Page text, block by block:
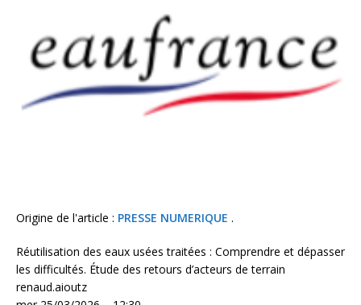
Origine de l'article : PRESSE NUMERIQUE .
Réutilisation des eaux usées traitées : Comprendre et dépasser
les difficultés. Étude des retours d’acteurs de terrain
renaud.aioutz